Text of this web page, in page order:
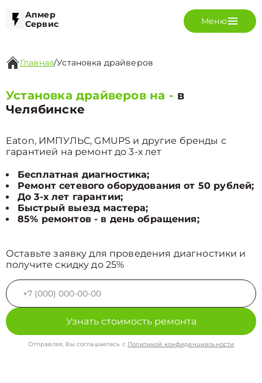
Апмер
Сервис
Меню
Главная/Установка драйверов
Установка драйверов на - в
Челябинске
Eaton, ИМПУЛЬС, GMUPS и другие бренды с
гарантией на ремонт до 3-х лет
Бесплатная диагностика;
Ремонт сетевого оборудования от 50 рублей;
До 3-х лет гарантии;
Быстрый выезд мастера;
85% ремонтов - в день обращения;
Оставьте заявку для проведения диагностики и
получите скидку до 25%
Узнать стоимость ремонта
Отправляя, Вы соглашаетесь с Политикой конфиденциальности